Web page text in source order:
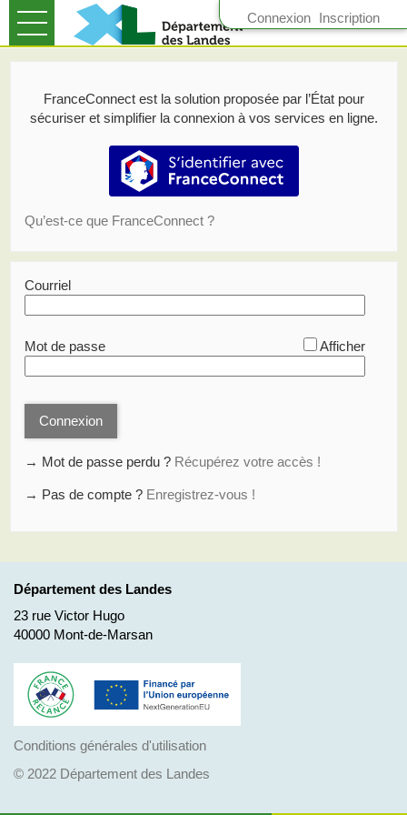
Connexion Inscription
Ouvrir le menu
Suivre mes demandes
FranceConnect est la solution proposée par l’État pour
sécuriser et simplifier la connexion à vos services en ligne.
S’identifier avec FranceConnect
Qu’est-ce que FranceConnect ?
Courriel
Mot de passe Afficher
Connexion
→ Mot de passe perdu ? Récupérez votre accès !
→ Pas de compte ? Enregistrez-vous !
Département des Landes
23 rue Victor Hugo
40000 Mont-de-Marsan
Conditions générales d'utilisation
© 2022 Département des Landes